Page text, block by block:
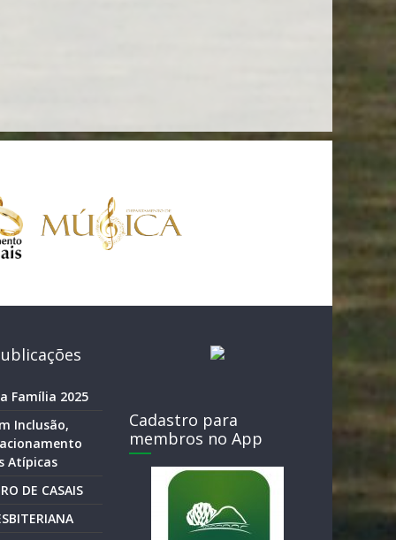
Família 2025
Inclusão,
Atípicas
DE CASAIS
Cadastro para
membros no App